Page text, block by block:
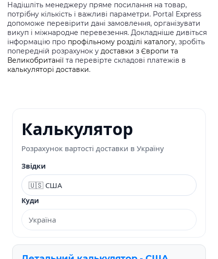
Надішліть менеджеру пряме посилання на товар,
потрібну кількість і важливі параметри. Portal Express
допоможе перевірити дані замовлення, організувати
викуп і міжнародне перевезення. Докладніше дивіться
інформацію про профільному розділі каталогу, зробіть
попередній розрахунок у доставки з Європи та
Великобританії та перевірте складові платежів в
калькуляторі доставки.
Калькулятор
Розрахунок вартості доставки в Україну
Звідки
Куди